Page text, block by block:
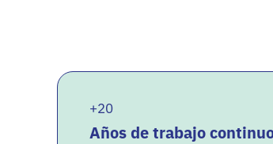
+20
Años de trabajo